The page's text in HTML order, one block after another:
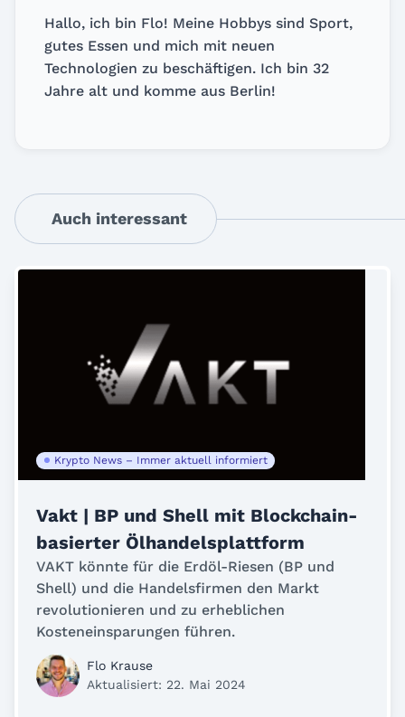
Hallo, ich bin Flo! Meine Hobbys sind Sport,
gutes Essen und mich mit neuen
Technologien zu beschäftigen. Ich bin 32
Jahre alt und komme aus Berlin!
Auch interessant
Krypto News – Immer aktuell informiert
Vakt | BP und Shell mit Blockchain-
basierter Ölhandelsplattform
VAKT könnte für die Erdöl-Riesen (BP und
Shell) und die Handelsfirmen den Markt
revolutionieren und zu erheblichen
Kosteneinsparungen führen.
Flo Krause
Aktualisiert: 22. Mai 2024